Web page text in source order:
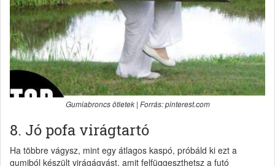
Gumiabroncs ötletek | Forrás: pinterest.com
8. Jó pofa virágtartó
Ha többre vágysz, mint egy átlagos kaspó, próbáld ki ezt a
gumiból készült virágágyást, amit felfüggeszthetsz a futó